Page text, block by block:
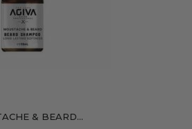
& BEARD...